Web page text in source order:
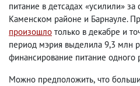
питание в детсадах «усилили»
Каменском районе и Барнауле.
произошло только в декабре и
период мэрия выделила 9,3 млн
финансирование питание одного
Можно предположить, что